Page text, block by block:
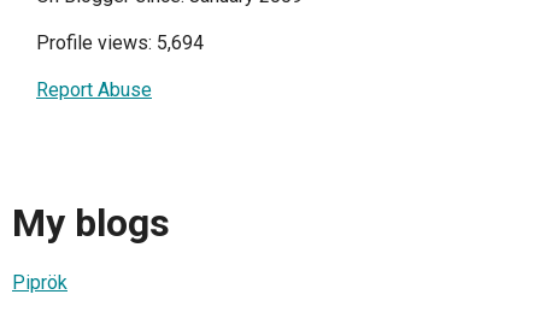
Profile views: 5,694
Report Abuse
My blogs
Piprök